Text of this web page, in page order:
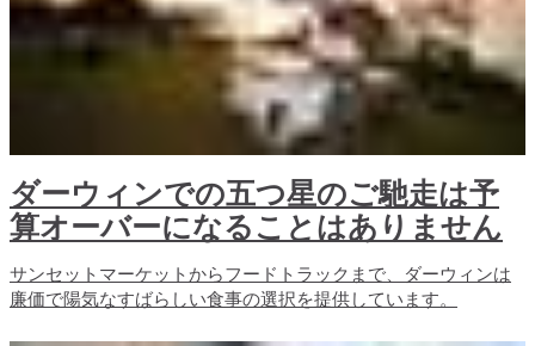
ダーウィンでの五つ星のご馳走は予
算オーバーになることはありません
サンセットマーケットからフードトラックまで、ダーウィンは
廉価で陽気なすばらしい食事の選択を提供しています。